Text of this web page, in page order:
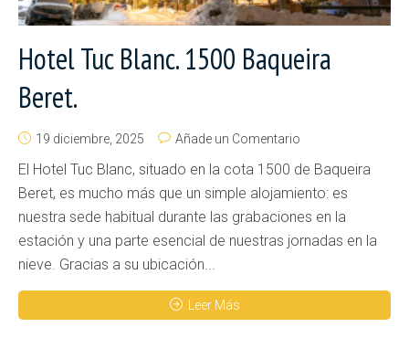
Hotel Tuc Blanc. 1500 Baqueira
Beret.
19 diciembre, 2025 Añade un Comentario
El Hotel Tuc Blanc, situado en la cota 1500 de Baqueira
Beret, es mucho más que un simple alojamiento: es
nuestra sede habitual durante las grabaciones en la
estación y una parte esencial de nuestras jornadas en la
nieve. Gracias a su ubicación...
Leer Más